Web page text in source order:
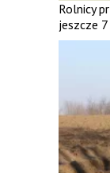
Rolnicy
jeszcze 7